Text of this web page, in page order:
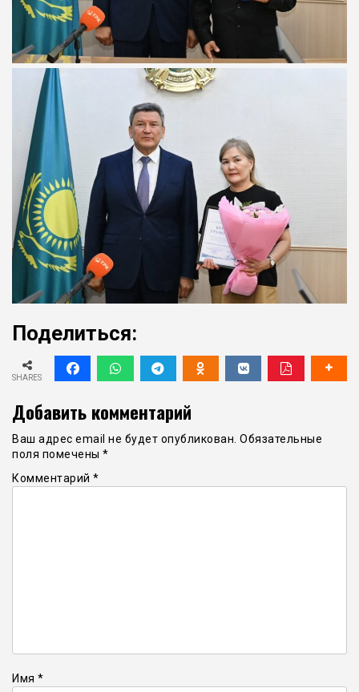
Поделиться:
SHARES
Добавить комментарий
Ваш адрес email не будет опубликован. Обязательные
поля помечены *
Комментарий *
Имя *